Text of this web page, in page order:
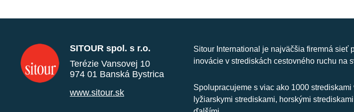
SITOUR spol. s r.o.
Terézie Vansovej 10
974 01 Banská Bystrica
www.sitour.sk
Sitour International je najväčšia firemná sieť
inovácie v strediskách cestovného ruchu na
Spolupracujeme s viac ako 1000 strediskami
lyžiarskymi strediskami, horskými